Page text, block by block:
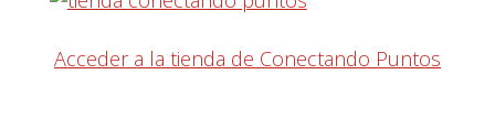
Acceder a la tienda de Conectando Puntos